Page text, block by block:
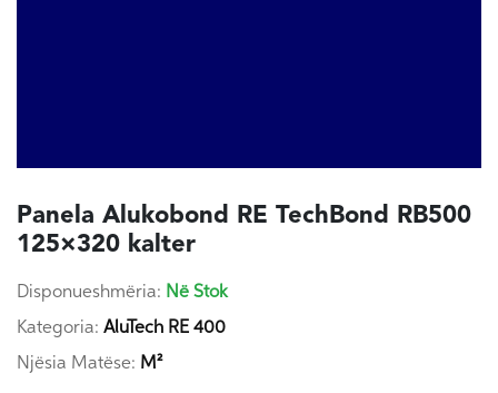
Panela Alukobond RE TechBond RB500
125×320 kalter
Disponueshmëria: Në Stok
Kategoria: AluTech RE 400
Njësia Matëse: M²